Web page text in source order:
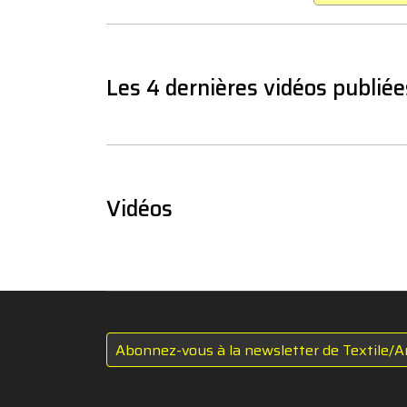
Les 4 dernières vidéos
Vidéos
Abonnez-vous à la newsletter de Textile/